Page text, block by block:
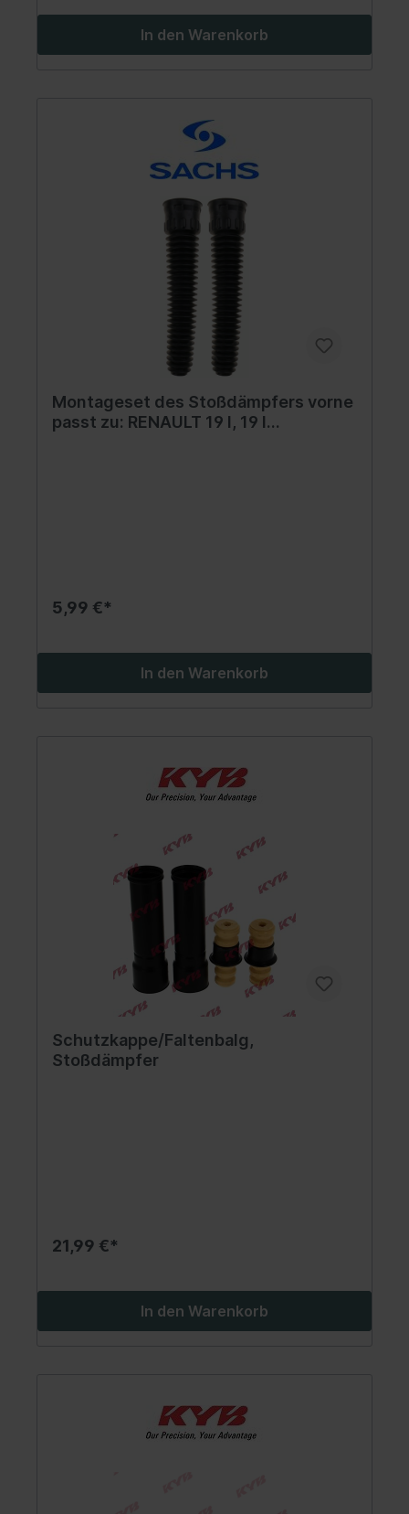
In den Warenkorb
Montageset des Stoßdämpfers vorne
passt zu: RENAULT 19 I, 19 I
5,99 €*
In den Warenkorb
Schutzkappe/Faltenbalg,
Stoßdämpfer
21,99 €*
In den Warenkorb